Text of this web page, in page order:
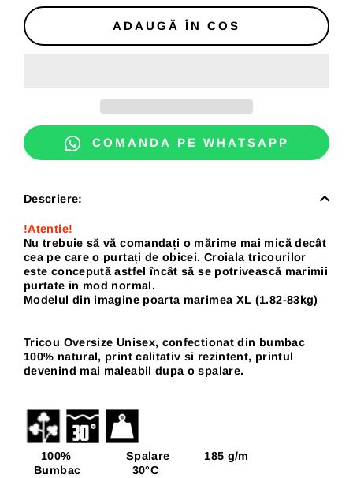
ADAUGĂ ÎN COS
COMANDA PE WHATSAPP
Descriere:
!Atentie!
Nu trebuie să vă comandați o mărime mai mică decât
cea pe care o purtați de obicei. Croiala tricourilor
este concepută astfel încât să se potrivească marimii
purtate in mod normal.
Modelul din imagine poarta marimea XL (1.82-83kg)
Tricou Oversize Unisex, confectionat din bumbac
100% natural, print calitativ si rezintent, printul
devenind mai maleabil dupa o spalare.
100% Spalare 185 g/m
Bumbac 30°C